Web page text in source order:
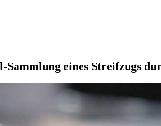
eines Streifzugs